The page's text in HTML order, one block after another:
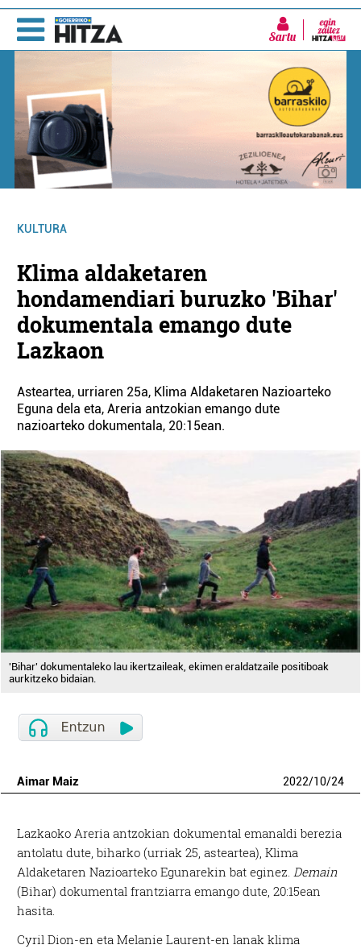
Sartu
KULTURA
Klima aldaketaren
hondamendiari buruzko 'Bihar'
dokumentala emango dute
Lazkaon
Asteartea, urriaren 25a, Klima Aldaketaren Nazioarteko
Eguna dela eta, Areria antzokian emango dute
nazioarteko dokumentala, 20:15ean.
'Bihar' dokumentaleko lau ikertzaileak, ekimen eraldatzaile positiboak
aurkitzeko bidaian.
Aimar Maiz 2022/10/24
Lazkaoko Areria antzokian dokumental emanaldi berezia
antolatu dute, biharko (urriak 25, asteartea), Klima
Aldaketaren Nazioarteko Egunarekin bat eginez. Demain
(Bihar) dokumental frantziarra emango dute, 20:15ean
hasita.
Cyril Dion-en eta Melanie Laurent-en lanak klima